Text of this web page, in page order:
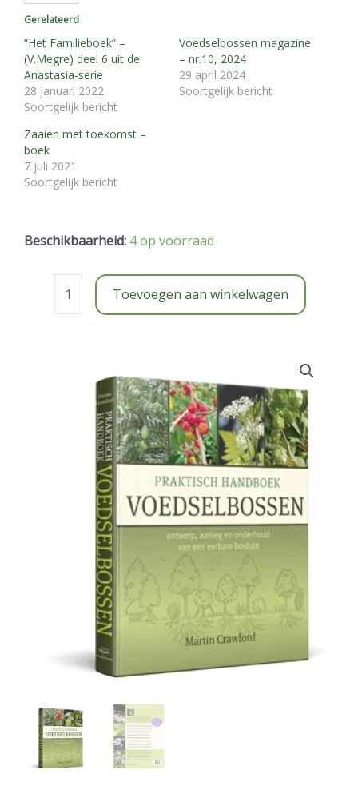
Gerelateerd
“Het Familieboek” –
(V.Megre) deel 6 uit de
Anastasia-serie
28 januari 2022
Soortgelijk bericht
Voedselbossen magazine
– nr.10, 2024
29 april 2024
Soortgelijk bericht
Zaaien met toekomst –
boek
7 juli 2021
Soortgelijk bericht
Beschikbaarheid: 4 op voorraad
Praktisch
voedselbossen
Toevoegen aan winkelwagen